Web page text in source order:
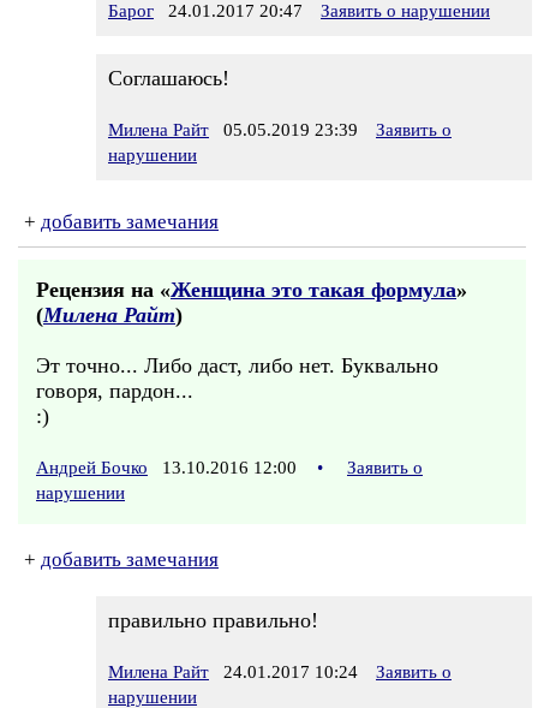
Барог 24.01.2017 20:47 Заявить о нарушении
Соглашаюсь!
Милена Райт 05.05.2019 23:39
Заявить о
нарушении
+ добавить замечания
Рецензия на «Женщина это такая формула»
(Милена Райт)
Эт точно... Либо даст, либо нет. Буквально
говоря, пардон...
:)
Андрей Бочко 13.10.2016 12:00 •
Заявить о
нарушении
+ добавить замечания
правильно правильно!
Милена Райт 24.01.2017 10:24
Заявить о
нарушении